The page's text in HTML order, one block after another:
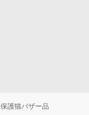
保護猫バザー品